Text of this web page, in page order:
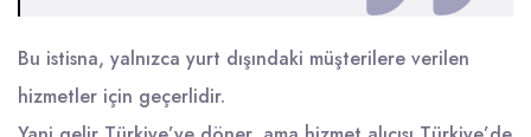
Bu istisna, yalnızca yurt dışındaki müşterilere verilen
hizmetler için geçerlidir.